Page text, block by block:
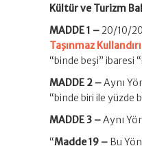
Kültür ve Turizm
MADDE 1 –20/10/
Taşınmaz
“binde beşi” ibaresi
MADDE 2 –Aynı
“binde biri ile yüzde
MADDE 3 –Aynı
“Madde 19 – Bu